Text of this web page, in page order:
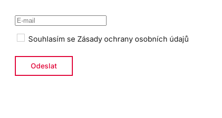
Souhlasím se Zásady ochrany osobních údajů